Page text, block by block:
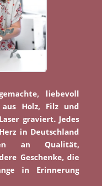
liebevoll
Holz, Filz und
graviert. Jedes
in Deutschland
an Qualität,
Geschenke, die
in Erinnerung